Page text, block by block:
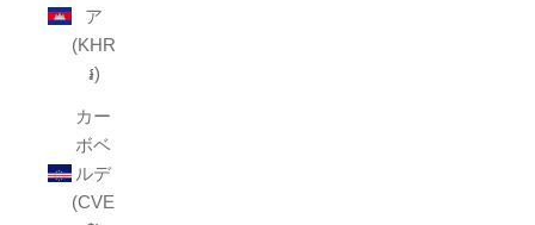
ア
(KHR
៛)
カー
ボベ
ルデ
(CVE